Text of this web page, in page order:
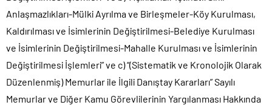
Anlaşmazlıkları-Mülki Ayrılma ve Birleşmeler-Köy Kurulması,
Kaldırılması ve İsimlerinin Değiştirilmesi-Belediye Kurulması
ve İsimlerinin Değiştirilmesi-Mahalle Kurulması ve İsimlerinin
Değiştirilmesi İşlemleri” ve c) “(Sistematik ve Kronolojik Olarak
Düzenlenmiş) Memurlar ile İlgili Danıştay Kararları” Sayılı
Memurlar ve Diğer Kamu Görevlilerinin Yargılanması Hakkında